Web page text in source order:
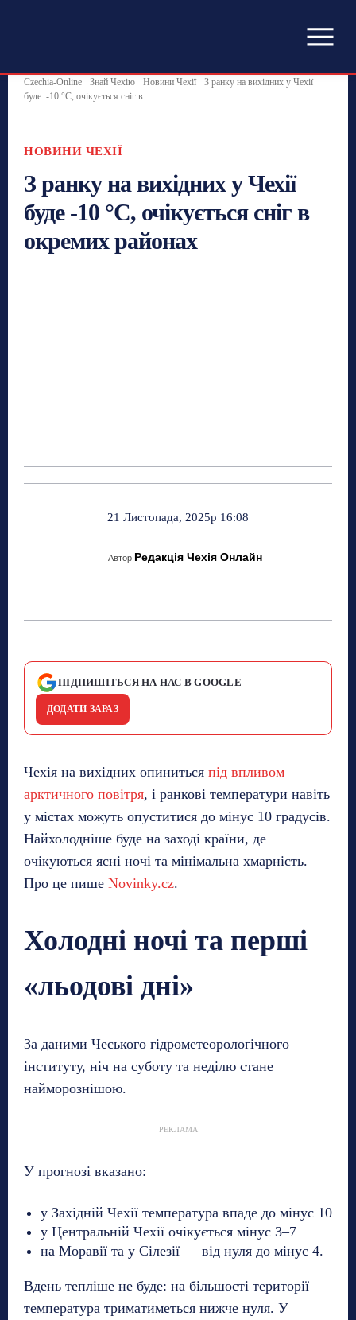
Czechia-Online Знай Чехію Новини Чехії
З ранку на вихідних у Чехії
буде -10 °C, очікується сніг в...
НОВИНИ ЧЕХІЇ
З ранку на вихідних у Чехії
буде -10 °C, очікується сніг в
окремих районах
21 Листопада, 2025р 16:08
Автор Редакція Чехія Онлайн
ПІДПИШІТЬСЯ НА НАС В GOOGLE
ДОДАТИ ЗАРАЗ
Чехія на вихідних опиниться під впливом
арктичного повітря, і ранкові температури навіть
у містах можуть опуститися до мінус 10 градусів.
Найхолодніше буде на заході країни, де
очікуються ясні ночі та мінімальна хмарність.
Про це пише Novinky.cz.
Холодні ночі та перші
«льодові дні»
За даними Чеського гідрометеорологічного
інституту, ніч на суботу та неділю стане
найморознішою.
РЕКЛАМА
У прогнозі вказано:
у Західній Чехії температура впаде до мінус 10
у Центральній Чехії очікується мінус 3–7
на Моравії та у Сілезії — від нуля до мінус 4.
Вдень тепліше не буде: на більшості території
температура триматиметься нижче нуля. У